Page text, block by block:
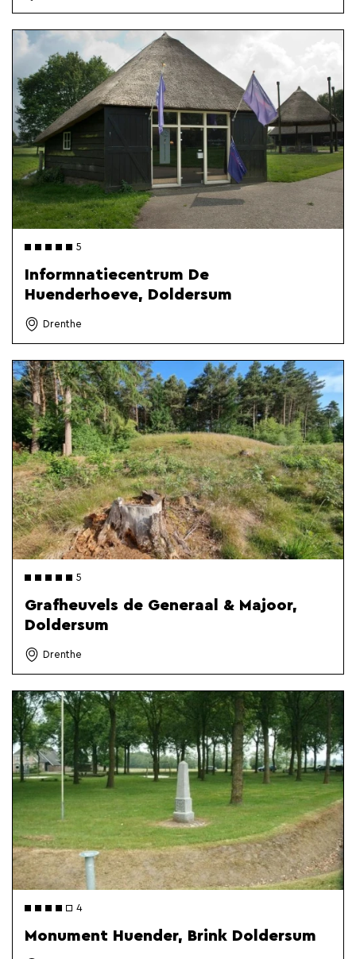
5
Informnatiecentrum De
Huenderhoeve, Doldersum
Drenthe
5
Grafheuvels de Generaal & Majoor,
Doldersum
Drenthe
4
Monument Huender, Brink Doldersum